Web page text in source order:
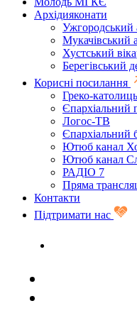
Архідияконати
Ужгородський
Мукачівський
Хустський
Берегівський
Корисні посилання
Греко-
Єпархіальний
Логос-ТВ
Єпархіальний
Ютюб канал
Ютюб канал
РАДІО 7
Пряма
Контакти
Підтримати нас